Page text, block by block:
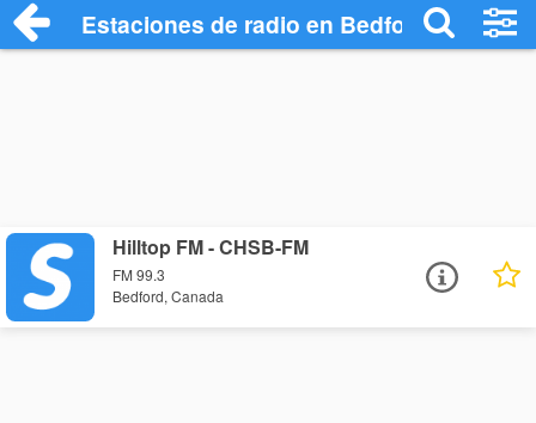
Estaciones de radio en Bedford -
Hilltop FM - CHSB-FM
FM 99.3
Bedford, Canada